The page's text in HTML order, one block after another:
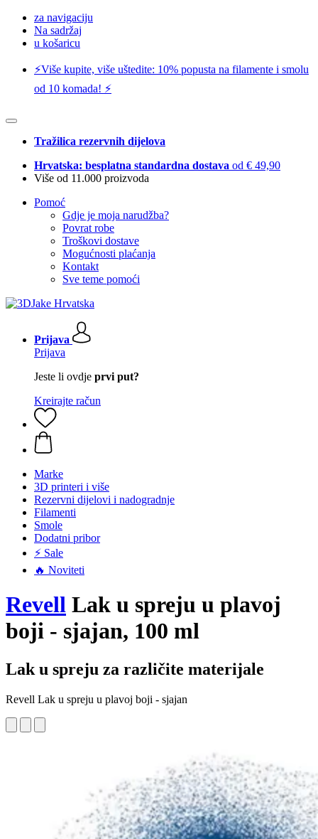
za navigaciju
Na sadržaj
u košaricu
⚡️Više kupite, više uštedite: 10% popusta na filamente i smolu
od 10 komada! ⚡️
Tražilica rezervnih dijelova
Hrvatska: besplatna standardna dostava od € 49,90
Više od 11.000 proizvoda
Pomoć
Gdje je moja narudžba?
Povrat robe
Troškovi dostave
Mogućnosti plaćanja
Kontakt
Sve teme pomoći
Prijava
Prijava
Jeste li ovdje prvi put?
Kreirajte račun
Marke
3D printeri i više
Rezervni dijelovi i nadogradnje
Filamenti
Smole
Dodatni pribor
⚡ Sale
🔥 Noviteti
Revell Lak u spreju u plavoj
boji - sjajan, 100 ml
Lak u spreju za različite materijale
Revell Lak u spreju u plavoj boji - sjajan